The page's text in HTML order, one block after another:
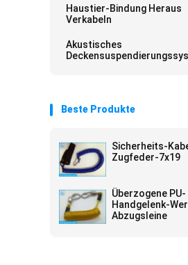
Haustier-Bindung Heraus
Verkabeln
Akustisches
Beste Produkte
Sicherheits-
Zugfeder-7x19
Überzogene PU-
Handgelenk-
Abzugsleine